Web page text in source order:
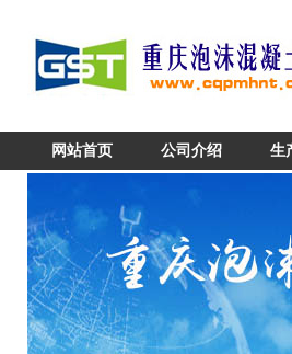
网站首页 公司介绍 生